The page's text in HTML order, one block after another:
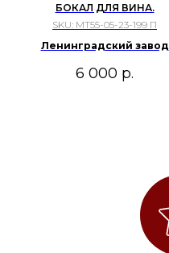
БОКАЛ ДЛЯ ВИНА.
SKU: МТ55-05-23-199 П
Ленинградский завод
6 000 р.